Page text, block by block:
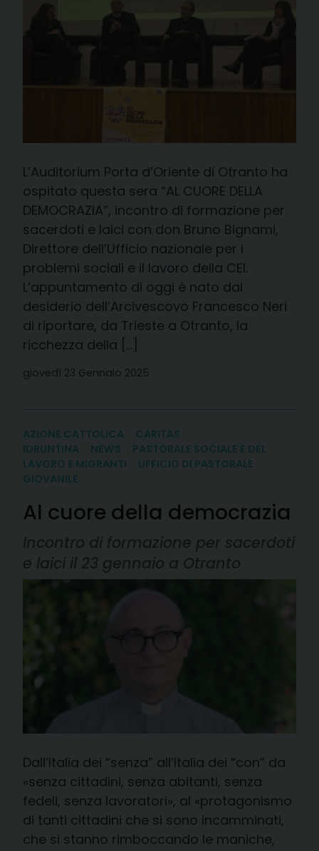
L’Auditorium Porta d’Oriente di Otranto ha
ospitato questa sera “AL CUORE DELLA
DEMOCRAZIA”, incontro di formazione per
sacerdoti e laici con don Bruno Bignami,
Direttore dell’Ufficio nazionale per i
problemi sociali e il lavoro della CEI.
L’appuntamento di oggi è nato dal
desiderio dell’Arcivescovo Francesco Neri
di riportare, da Trieste a Otranto, la
ricchezza della […]
giovedì 23 Gennaio 2025
AZIONE CATTOLICA
CARITAS
IDRUNTINA
NEWS
PASTORALE SOCIALE E DEL
LAVORO E MIGRANTI
UFFICIO DI PASTORALE
GIOVANILE
Al cuore della democrazia
Incontro di formazione per sacerdoti
e laici il 23 gennaio a Otranto
Dall’Italia dei “senza” all’Italia dei “con” da
«senza cittadini, senza abitanti, senza
fedeli, senza lavoratori», al «protagonismo
di tanti cittadini che si sono incamminati,
che si stanno rimboccando le maniche,